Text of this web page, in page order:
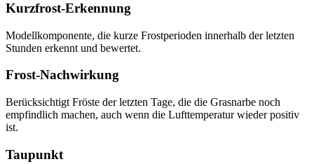
Kurzfrost-Erkennung
Modellkomponente, die kurze Frostperioden innerhalb der letzten
Stunden erkennt und bewertet.
Frost-Nachwirkung
Berücksichtigt Fröste der letzten Tage, die die Grasnarbe noch
empfindlich machen, auch wenn die Lufttemperatur wieder positiv
ist.
Taupunkt